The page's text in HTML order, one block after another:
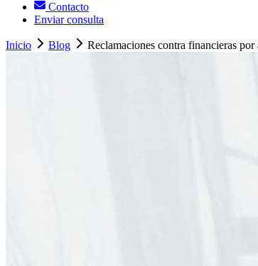
Contacto
Enviar consulta
Inicio Blog Reclamaciones contra financieras por